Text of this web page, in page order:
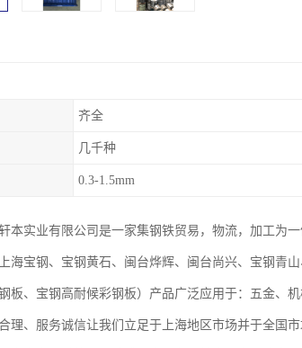
齐全
几千种
0.3-1.5mm
轩本实业有限公司是一家集钢铁贸易，物流，加工为
海宝钢、宝钢黄石、闽台烨辉、闽台尚兴、宝钢青
板、宝钢高耐候彩钢板）产品广泛应用于：五金、
理、服务诚信让我们立足于上海地区市场并于全国